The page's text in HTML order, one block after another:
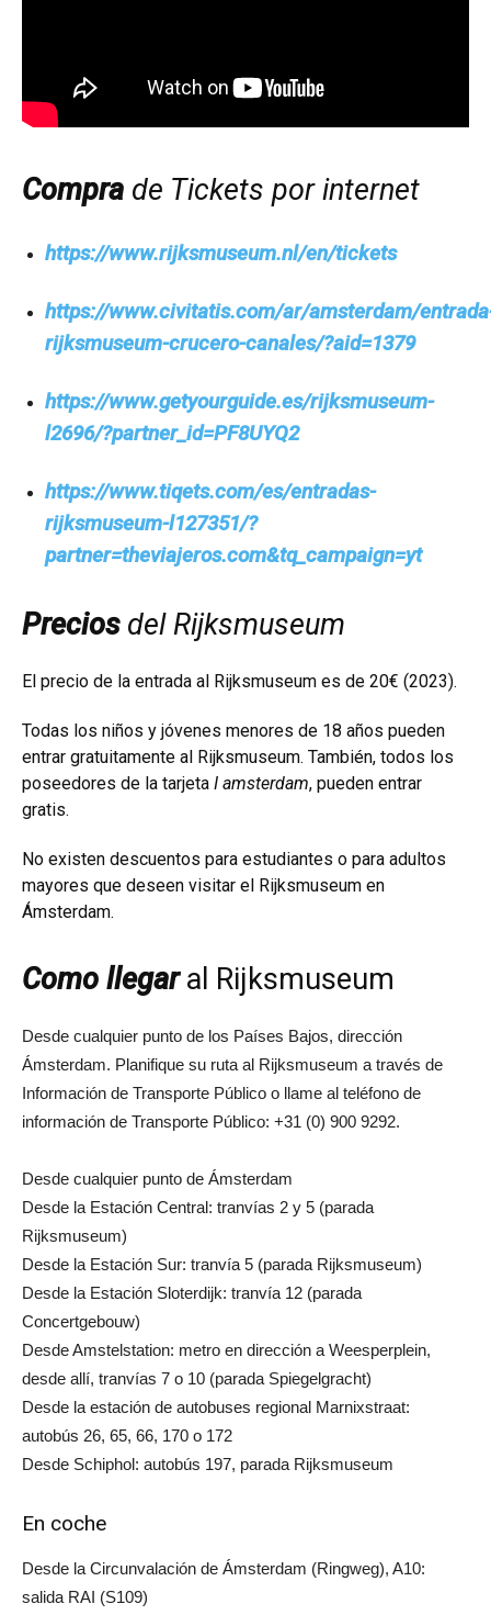
Compra de Tickets por internet
https://www.rijksmuseum.nl/en/tickets
https://www.civitatis.com/ar/amsterdam/
rijksmuseum-crucero-canales/?aid=1379
https://www.getyourguide.es/rijksmuseum-
l2696/?partner_id=PF8UYQ2
https://www.tiqets.com/es/entradas-
rijksmuseum-l127351/?
partner=theviajeros.com&tq_campaign=yt
Preciosdel Rijksmuseum
El precio de la entrada al Rijksmuseum es de 20€ (2023).
Todas los niños y jóvenes menores de 18 años pueden
entrar gratuitamente al Rijksmuseum. También, todos los
poseedores de la tarjeta I amsterdam, pueden entrar
gratis.
No existen descuentos para estudiantes o para adultos
mayores que deseen visitar el Rijksmuseum en
Ámsterdam.
Como llegar al Rijksmuseum
Desde cualquier punto de los Países Bajos, dirección
Ámsterdam. Planifique su ruta al Rijksmuseum a través de
Información de Transporte Público o llame al teléfono de
información de Transporte Público: +31 (0) 900 9292.
Desde cualquier punto de Ámsterdam
Desde la Estación Central: tranvías 2 y 5 (parada
Rijksmuseum)
Desde la Estación Sur: tranvía 5 (parada Rijksmuseum)
Desde la Estación Sloterdijk: tranvía 12 (parada
Concertgebouw)
Desde Amstelstation: metro en dirección a Weesperplein,
desde allí, tranvías 7 o 10 (parada Spiegelgracht)
Desde la estación de autobuses regional Marnixstraat:
autobús 26, 65, 66, 170 o 172
Desde Schiphol: autobús 197, parada Rijksmuseum
En coche
Desde la Circunvalación de Ámsterdam (Ringweg), A10:
salida RAI (S109)